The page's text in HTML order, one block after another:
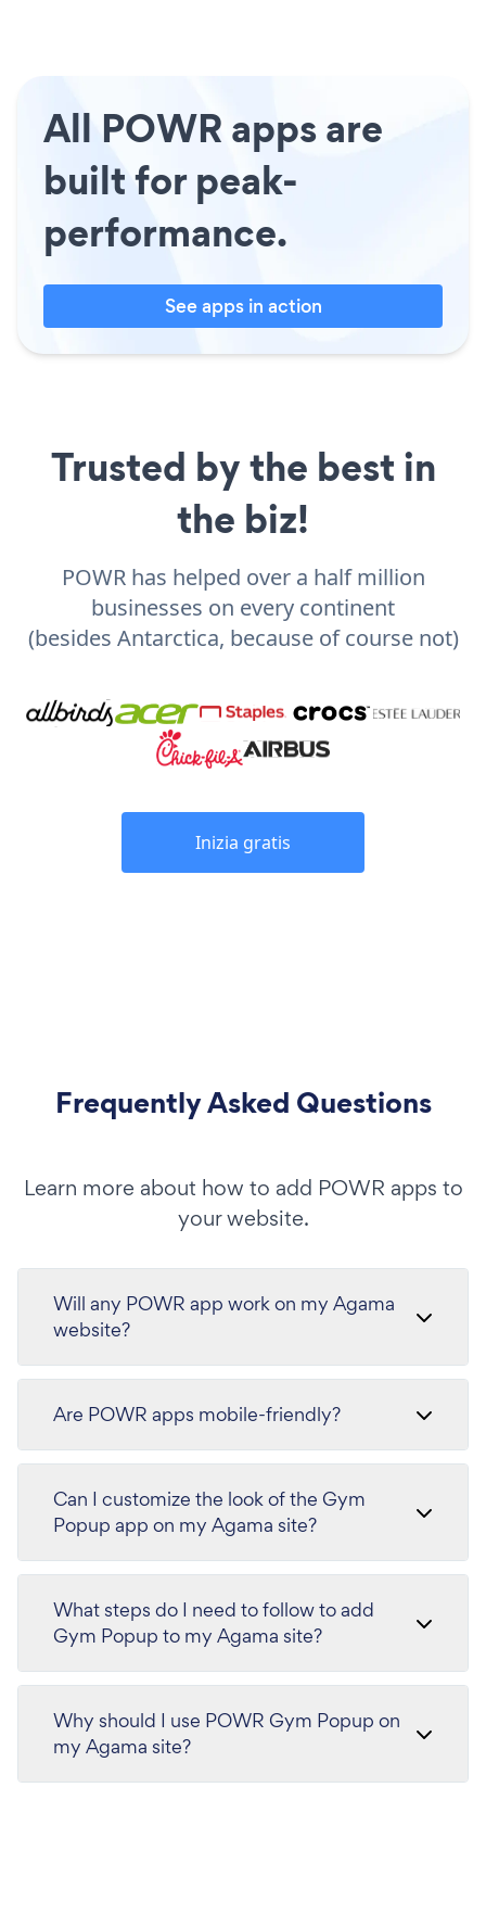
All POWR apps are
built for peak-
performance.
See apps in action
Trusted by the best in
the biz!
POWR has helped over a half million
businesses on every continent
(besides Antarctica, because of course not)
Inizia gratis
Frequently Asked Questions
Learn more about how to add POWR apps to
your website.
Will any POWR app work on my Agama
website?
Are POWR apps mobile-friendly?
Can I customize the look of the Gym
Popup app on my Agama site?
What steps do I need to follow to add
Gym Popup to my Agama site?
Why should I use POWR Gym Popup on
my Agama site?